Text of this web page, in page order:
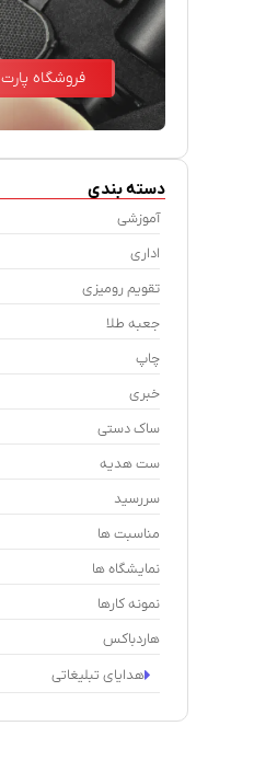
فروشگاه پارت
دسته بندی
آموزشی
اداری
تقویم رومیزی
جعبه طلا
چاپ
خبری
ساک دستی
ست هدیه
سررسید
مناسبت ها
نمایشگاه ها
نمونه کارها
هاردباکس
هدایای تبلیغاتی